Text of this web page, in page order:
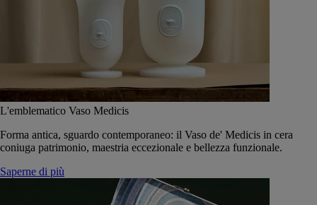
L'emblematico Vaso Medicis
Forma antica, sguardo contemporaneo: il Vaso de' Medicis in cera
coniuga patrimonio, maestria eccezionale e bellezza funzionale.
Saperne di più